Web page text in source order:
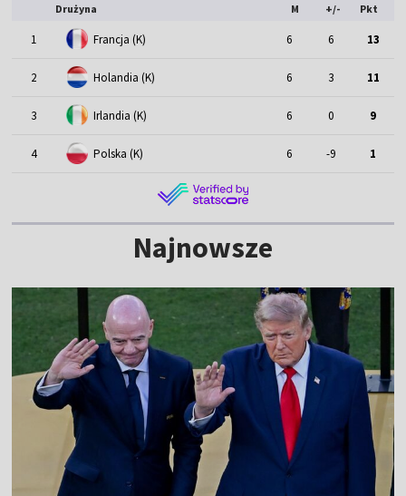
Drużyna M +/- Pkt
1 Francja (K) 6 6 13
2 Holandia (K) 6 3 11
3 Irlandia (K) 6 0 9
4 Polska (K) 6 -9 1
Najnowsze